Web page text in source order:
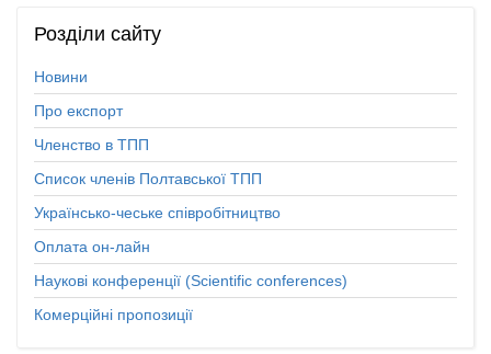
Розділи сайту
Новини
Про експорт
Членство в ТПП
Список членів Полтавської ТПП
Українсько-чеське співробітництво
Оплата он-лайн
Наукові конференції (Scientific conferences)
Комерційні пропозиції